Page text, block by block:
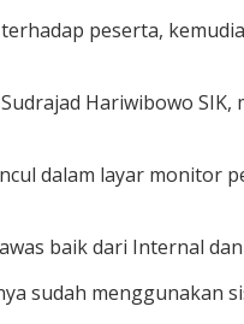
peserta,
Hariwibowo
dalam layar monitor
baik dari Internal
sudah menggunakan